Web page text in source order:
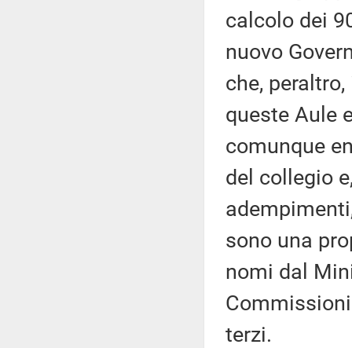
calcolo dei
nuovo
che,
queste Aule
comunque
del collegio
sono una
nomi dal
terzi.